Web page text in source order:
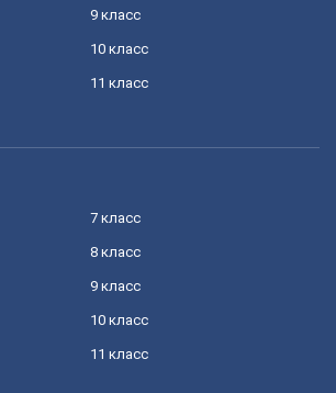
9 класс
10 класс
11 класс
7 класс
8 класс
9 класс
10 класс
11 класс